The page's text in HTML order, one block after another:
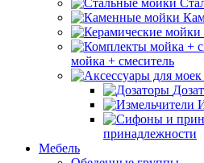
мойка + смеситель
принадлежности
Мебель